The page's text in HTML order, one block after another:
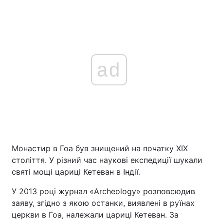
ad
Монастир в Гоа був знищений на початку XIX
століття. У різний час наукові експедиції шукали
святі мощі цариці Кетеван в Індії.
У 2013 році журнал «Archeology» розповсюдив
заяву, згідно з якою останки, виявлені в руїнах
церкви в Гоа, належали цариці Кетеван. За